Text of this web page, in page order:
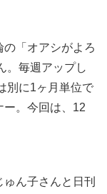
「オアシがよろ
。毎週アップし
別に1ヶ月単位で
ー。今回は、12
ん子さんと日刊